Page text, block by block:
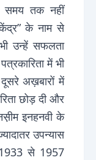
समय तक नहीं
के नाम से
उन्हें सफलता
में भी
अख़बारों में
छोड़ दी और
इनहनवी के
उपन्यास
से 1957